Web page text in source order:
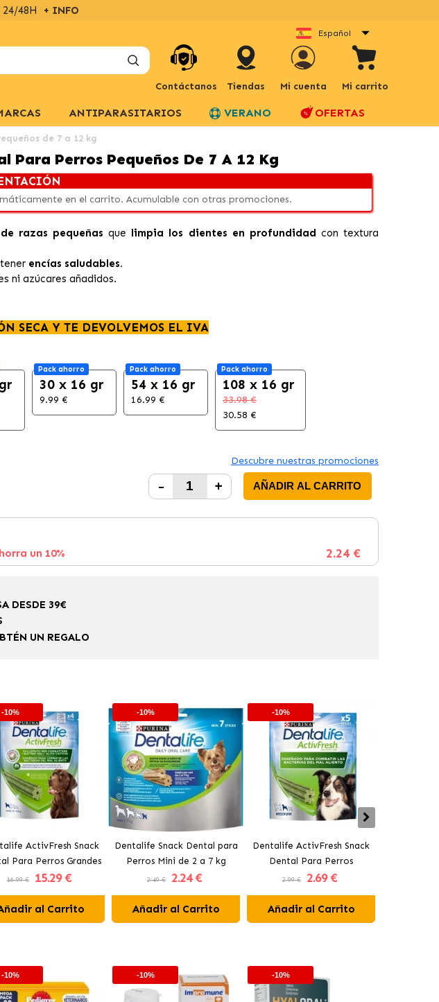
48H + INFO
Español
Contáctanos Tiendas Mi cuenta Mi carrito
ANTIPARASITARIOS VERANO OFERTAS
de 7 a 12 kg
Para Perros Pequeños De 7 A 12 Kg
en el carrito. Acumulable con otras promociones.
razas pequeñas que limpia los dientes en profundidad con textura
encías saludables.
ni azúcares añadidos.
SECA Y TE DEVOLVEMOS EL IVA
Pack ahorro
30 x 16 gr
9.99 €
Pack ahorro
54 x 16 gr
16.99 €
Pack ahorro
108 x 16 gr
33.98 €
30.58 €
Descubre nuestras promociones
- + AÑADIR AL CARRITO
un 10% 2.24 €
DESDE 39€
UN REGALO
-10%
ActivFresh Snack
Para Perros Grandes
de 25 a 40 kg
16.99 € 15.29 €
al Carrito
-10%
Dentalife Snack Dental para
Perros Mini de 2 a 7 kg
2.49 € 2.24 €
Añadir al Carrito
-10%
Dentalife ActivFresh Snack
Dental Para Perros
Medianos de 12 a 25 kg
2.99 € 2.69 €
Añadir al Carrito
-10% -10% -10%